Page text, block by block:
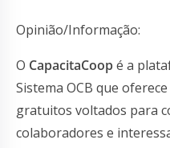
Opinião/Informação:
O CapacitaCoopé a
Sistema OCB que
gratuitos voltados para
colaboradores e